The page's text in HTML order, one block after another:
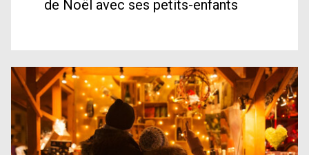
de Noël avec ses petits-enfants